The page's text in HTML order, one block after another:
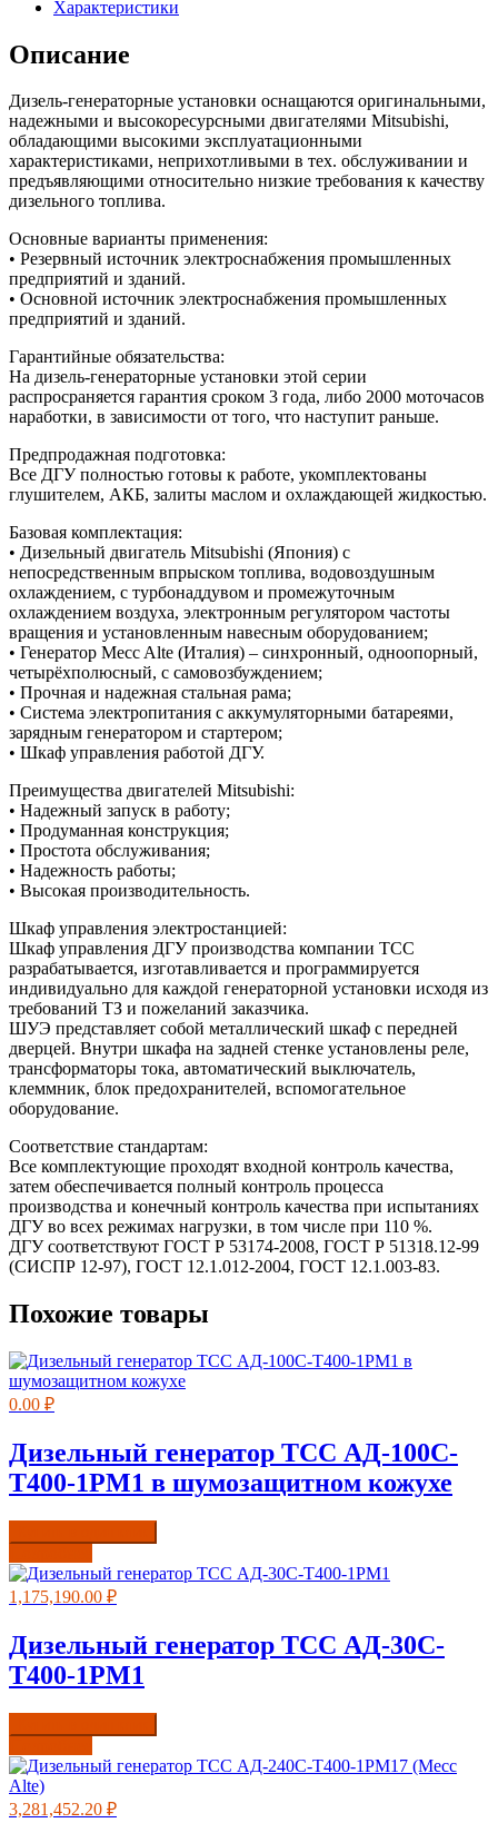
Характеристики
Описание
Дизель-генераторные установки оснащаются оригинальными,
надежными и высокоресурсными двигателями Mitsubishi,
обладающими высокими эксплуатационными
характеристиками, неприхотливыми в тех. обслуживании и
предъявляющими относительно низкие требования к качеству
дизельного топлива.
Основные варианты применения:
• Резервный источник электроснабжения промышленных
предприятий и зданий.
• Основной источник электроснабжения промышленных
предприятий и зданий.
Гарантийные обязательства:
На дизель-генераторные установки этой серии
распросраняется гарантия сроком 3 года, либо 2000 моточасов
наработки, в зависимости от того, что наступит раньше.
Предпродажная подготовка:
Все ДГУ полностью готовы к работе, укомплектованы
глушителем, АКБ, залиты маслом и охлаждающей жидкостью.
Базовая комплектация:
• Дизельный двигатель Mitsubishi (Япония) с
непосредственным впрыском топлива, водовоздушным
охлаждением, с турбонаддувом и промежуточным
охлаждением воздуха, электронным регулятором частоты
вращения и установленным навесным оборудованием;
• Генератор Mecc Alte (Италия) – синхронный, одноопорный,
четырёхполюсный, с самовозбуждением;
• Прочная и надежная стальная рама;
• Система электропитания с аккумуляторными батареями,
зарядным генератором и стартером;
• Шкаф управления работой ДГУ.
Преимущества двигателей Mitsubishi:
• Надежный запуск в работу;
• Продуманная конструкция;
• Простота обслуживания;
• Надежность работы;
• Высокая производительность.
Шкаф управления электростанцией:
Шкаф управления ДГУ производства компании ТСС
разрабатывается, изготавливается и программируется
индивидуально для каждой генераторной установки исходя из
требований ТЗ и пожеланий заказчика.
ШУЭ представляет собой металлический шкаф с передней
дверцей. Внутри шкафа на задней стенке установлены реле,
трансформаторы тока, автоматический выключатель,
клеммник, блок предохранителей, вспомогательное
оборудование.
Соответствие стандартам:
Все комплектующие проходят входной контроль качества,
затем обеспечивается полный контроль процесса
производства и конечный контроль качества при испытаниях
ДГУ во всех режимах нагрузки, в том числе при 110 %.
ДГУ соответствуют ГОСТ Р 53174-2008, ГОСТ Р 51318.12-99
(СИСПР 12-97), ГОСТ 12.1.012-2004, ГОСТ 12.1.003-83.
Похожие товары
0.00 ₽
Дизельный генератор ТСС АД-100С-
Т400-1РМ1 в шумозащитном кожухе
1,175,190.00 ₽
Дизельный генератор ТСС АД-30С-
Т400-1РМ1
3,281,452.20 ₽